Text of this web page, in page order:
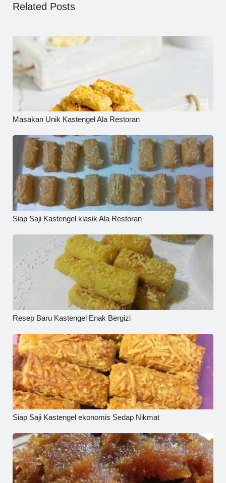
Related Posts
Masakan Unik Kastengel Ala Restoran
Siap Saji Kastengel klasik Ala Restoran
Resep Baru Kastengel Enak Bergizi
Siap Saji Kastengel ekonomis Sedap Nikmat